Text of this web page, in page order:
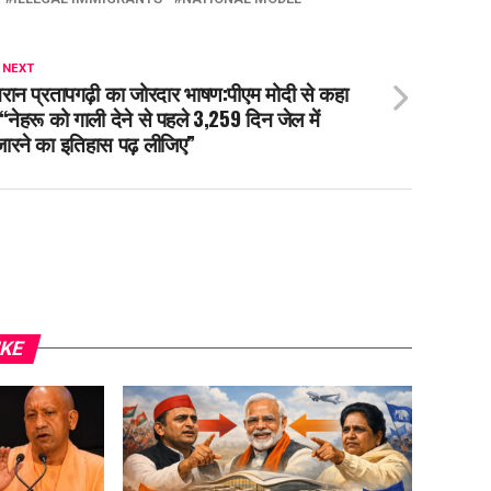
प्रतापगढ़ी का जोरदार भाषण:पीएम मोदी से कहा
को गाली देने से पहले 3,259 दिन जेल में
का इतिहास पढ़ लीजिए”